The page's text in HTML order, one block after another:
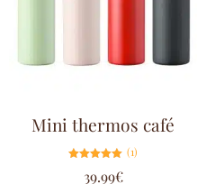
Mini thermos café
5.00
(1)
39.99€